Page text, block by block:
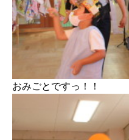
おみごとですっ！！